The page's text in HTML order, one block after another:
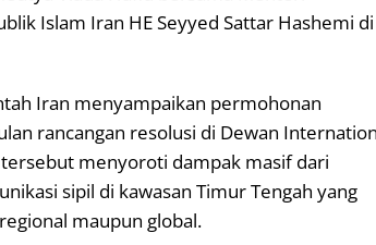
Islam Iran HE Seyyed Sattar Hashemi di
Iran menyampaikan permohonan
rancangan resolusi di Dewan
menyoroti dampak masif dari
sipil di kawasan Timur Tengah yang
maupun global.